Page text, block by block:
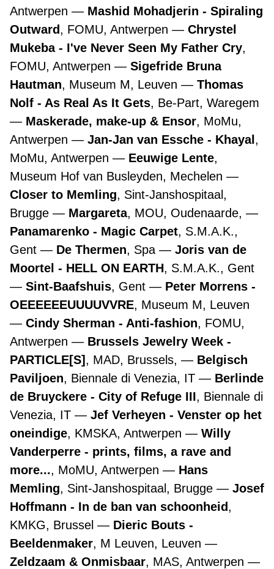
Antwerpen
Mashid Mohadjerin - Spiraling
Outward, FOMU, Antwerpen
Chrystel
Mukeba - I've Never Seen My Father Cry,
FOMU, Antwerpen
Sigefride Bruna
Hautman, Museum M, Leuven
Thomas
Nolf - As Real As It Gets, Be-Part, Waregem
Maskerade, make-up & Ensor, MoMu,
Antwerpen
Jan-Jan van Essche - Khayal ,
MoMu, Antwerpen
Eeuwige Lente,
Museum Hof van Busleyden, Mechelen
Closer to Memling, Sint-Janshospitaal,
Brugge
Margareta, MOU, Oudenaarde,
Panamarenko - Magic Carpet, S.M.A.K.,
Gent
De Thermen, Spa
Joris van de
Moortel - HELL ON EARTH, S.M.A.K., Gent
Sint-Baafshuis, Gent
Peter Morrens -
OEEEEEEUUUUVVRE, Museum M, Leuven
Cindy Sherman - Anti-fashion, FOMU,
Antwerpen
Brussels Jewelry Week -
PARTICLE[S] , MAD, Brussels,
Belgisch
Paviljoen, Biennale di Venezia, IT
Berlinde
de Bruyckere - City of Refuge III, Biennale di
Venezia, IT
Jef Verheyen - Venster op het
oneindige, KMSKA, Antwerpen
Willy
Vanderperre - prints, films, a rave and
more..., MoMU, Antwerpen
Hans
Memling, Sint-Janshospitaal, Brugge
Josef
Hoffmann - In de ban van schoonheid,
KMKG, Brussel
Dieric Bouts -
Beeldenmaker, M Leuven, Leuven
Zeldzaam & Onmisbaar, MAS, Antwerpen